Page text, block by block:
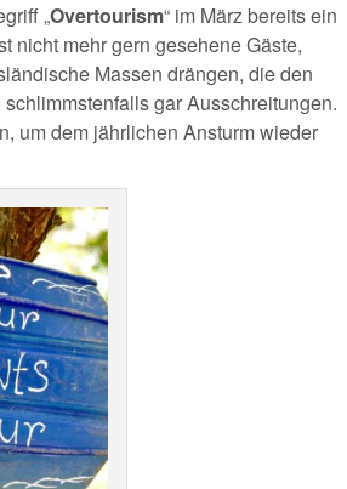
„Overtourism“ im März bereits ein
nicht mehr gern gesehene Gäste,
Massen drängen, die den
gar Ausschreitungen.
um dem jährlichen Ansturm wieder